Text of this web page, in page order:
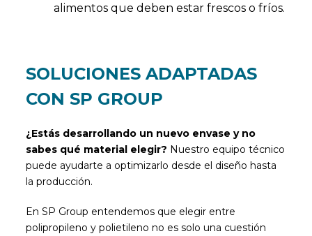
alimentos que deben estar frescos o fríos.
SOLUCIONES ADAPTADAS
CON SP GROUP
¿Estás desarrollando un nuevo envase y no
sabes qué material elegir? Nuestro equipo técnico
puede ayudarte a optimizarlo desde el diseño hasta
la producción.
En SP Group entendemos que elegir entre
polipropileno y polietileno no es solo una cuestión